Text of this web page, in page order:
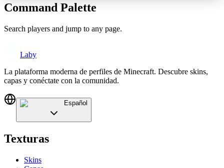
Command Palette
Search players and jump to any page.
Laby
La plataforma moderna de perfiles de Minecraft. Descubre skins,
capas y conéctate con la comunidad.
Español
Texturas
Skins